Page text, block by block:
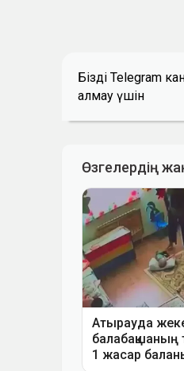
Біздің Telegram
алмау үшін